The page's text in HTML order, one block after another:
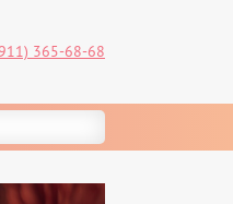
365-68-68